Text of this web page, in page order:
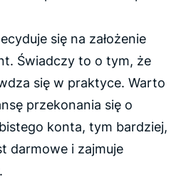
się na założenie
Świadczy to o tym, że
się w praktyce. Warto
przekonania się o
konta, tym bardziej,
darmowe i zajmuje